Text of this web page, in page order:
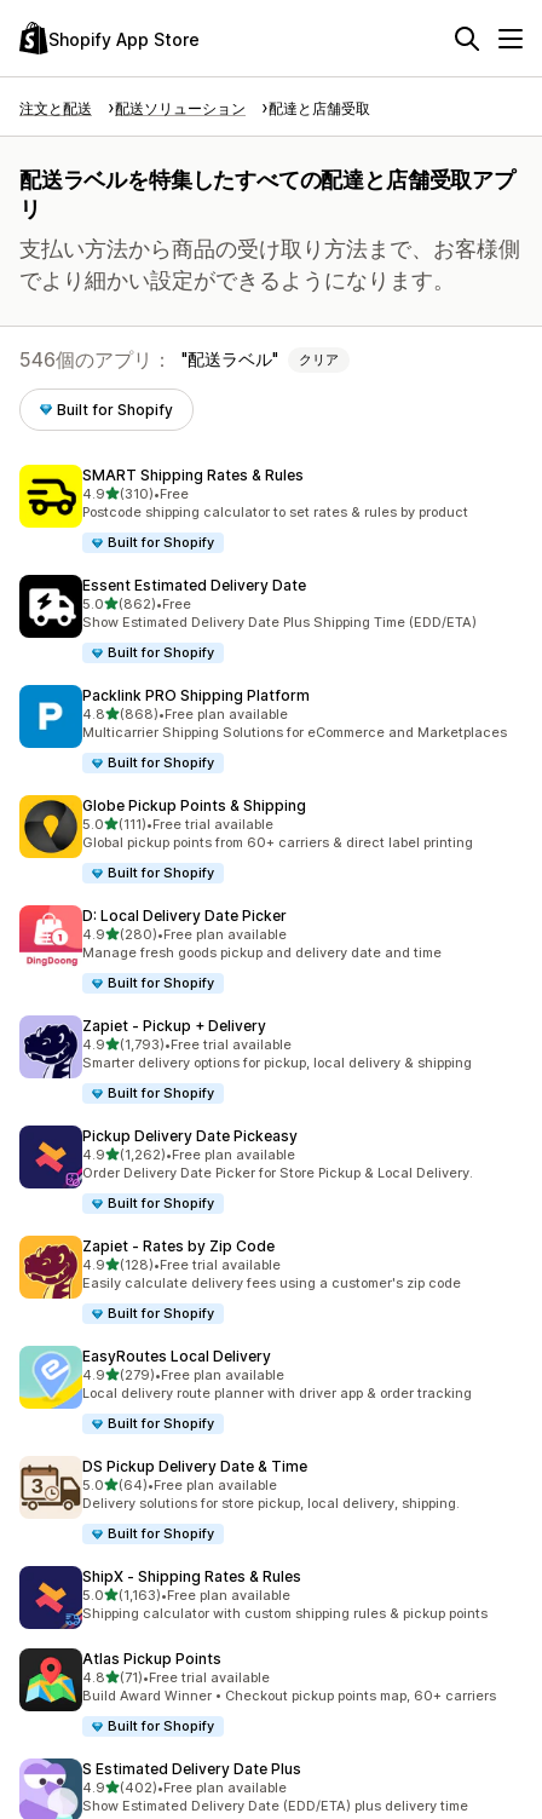
Shopify App Store
注文と配送 配送ソリューション 配達と店舗受取
配送ラベルを特集したすべての配達と店舗受取アプ
リ
支払い方法から商品の受け取り方法まで、お客様側
でより細かい設定ができるようになります。
546個のアプリ： 配送ラベル クリア
Built for Shopify
SMART Shipping Rates & Rules
4.95つ星中
(310)
合計レビュー数：310件
•Free
Postcode shipping calculator to set rates & rules by product
Built for Shopify
Essent Estimated Delivery Date
5.05つ星中
(862)
合計レビュー数：862件
•Free
Show Estimated Delivery Date Plus Shipping Time (EDD/ETA)
Built for Shopify
Packlink PRO Shipping Platform
4.85つ星中
(868)
合計レビュー数：868件
•Free plan available
Multicarrier Shipping Solutions for eCommerce and Marketplaces
Built for Shopify
Globe Pickup Points & Shipping
5.05つ星中
(111)
合計レビュー数：111件
•Free trial available
Global pickup points from 60+ carriers & direct label printing
Built for Shopify
D: Local Delivery Date Picker
4.95つ星中
(280)
合計レビュー数：280件
•Free plan available
Manage fresh goods pickup and delivery date and time
Built for Shopify
Zapiet ‑ Pickup + Delivery
4.95つ星中
(1,793)
合計レビュー数：1793件
•Free trial available
Smarter delivery options for pickup, local delivery & shipping
Built for Shopify
Pickup Delivery Date Pickeasy
4.95つ星中
(1,262)
合計レビュー数：1262件
•Free plan available
Order Delivery Date Picker for Store Pickup & Local Delivery.
Built for Shopify
Zapiet ‑ Rates by Zip Code
4.95つ星中
(128)
合計レビュー数：128件
•Free trial available
Easily calculate delivery fees using a customer's zip code
Built for Shopify
EasyRoutes Local Delivery
4.95つ星中
(279)
合計レビュー数：279件
•Free plan available
Local delivery route planner with driver app & order tracking
Built for Shopify
DS Pickup Delivery Date & Time
5.05つ星中
(64)
合計レビュー数：64件
•Free plan available
Delivery solutions for store pickup, local delivery, shipping.
Built for Shopify
ShipX ‑ Shipping Rates & Rules
5.05つ星中
(1,163)
合計レビュー数：1163件
•Free plan available
Shipping calculator with custom shipping rules & pickup points
Atlas Pickup Points
4.85つ星中
(71)
合計レビュー数：71件
•Free trial available
Build Award Winner • Checkout pickup points map, 60+ carriers
Built for Shopify
S Estimated Delivery Date Plus
4.95つ星中
(402)
合計レビュー数：402件
•Free plan available
Show Estimated Delivery Date (EDD/ETA) plus delivery time